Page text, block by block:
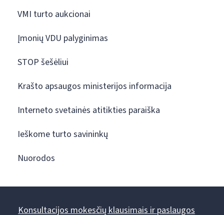
VMI turto aukcionai
Įmonių VDU palyginimas
STOP šešėliui
Krašto apsaugos ministerijos informacija
Interneto svetainės atitikties paraiška
Ieškome turto savininkų
Nuorodos
Konsultacijos mokesčių klausimais ir paslaugos